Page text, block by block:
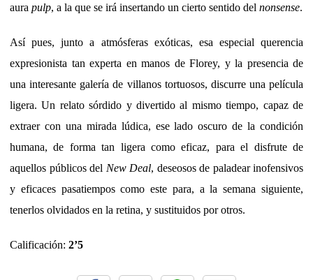
aura pulp, a la que se irá insertando un cierto sentido del nonsense.
Así pues, junto a atmósferas exóticas, esa especial querencia
expresionista tan experta en manos de Florey, y la presencia de
una interesante galería de villanos tortuosos, discurre una película
ligera. Un relato sórdido y divertido al mismo tiempo, capaz de
extraer con una mirada lúdica, ese lado oscuro de la condición
humana, de forma tan ligera como eficaz, para el disfrute de
aquellos públicos del New Deal, deseosos de paladear inofensivos
y eficaces pasatiempos como este para, a la semana siguiente,
tenerlos olvidados en la retina, y sustituidos por otros.
Calificación: 2’5